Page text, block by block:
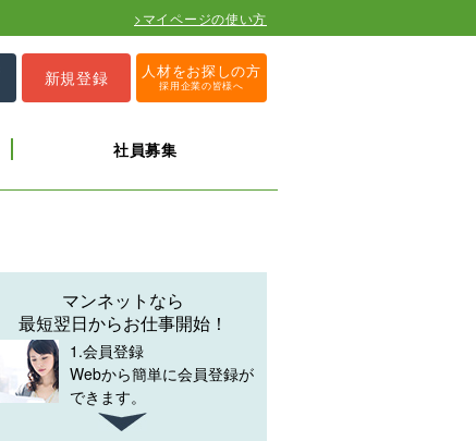
>マイページの使い方
新規登録 人材をお探しの方
採用企業の皆様へ
社員募集
マンネットなら
最短翌日からお仕事開始！
1.会員登録
Webから簡単に会員登録が
できます。